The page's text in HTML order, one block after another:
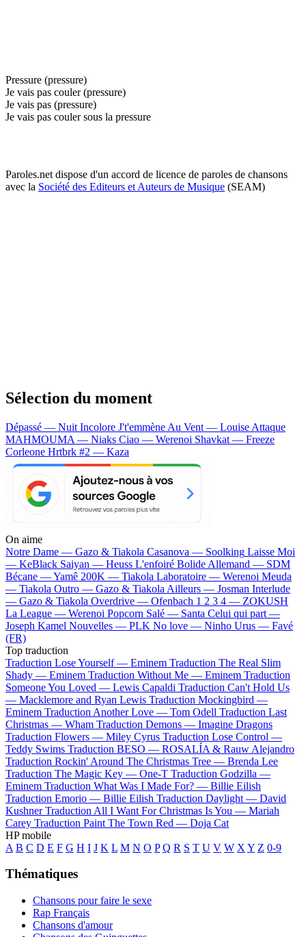
Pressure (pressure)
Je vais pas couler (pressure)
Je vais pas (pressure)
Je vais pas couler sous la pressure
Paroles.net dispose d'un accord de licence de paroles de chansons
avec la Société des Editeurs et Auteurs de Musique (SEAM)
Sélection du moment
Dépassé — Nuit Incolore J't'emmène Au Vent — Louise Attaque
MAHMOUMA — Niaks Ciao — Werenoi Shavkat — Freeze
Corleone Hrtbrk #2 — Kaza
On aime
Notre Dame — Gazo & Tiakola Casanova — Soolking Laisse Moi
— KeBlack Saiyan — Heuss L'enfoiré Bolide Allemand — SDM
Bécane —Yamê 200K — Tiakola Laboratoire — Werenoi Meuda
— Tiakola Outro — Gazo & Tiakola Ailleurs — Josman Interlude
— Gazo & Tiakola Overdrive — Ofenbach 1 2 3 4 — ZOKUSH
La League — Werenoi Popcorn Salé — Santa Celui qui part —
Joseph Kamel Nouvelles — PLK No love — Ninho Urus — Favé
(FR)
Top traduction
Traduction Lose Yourself — Eminem Traduction The Real Slim
Shady — Eminem Traduction Without Me — Eminem Traduction
Someone You Loved — Lewis Capaldi Traduction Can't Hold Us
— Macklemore and Ryan Lewis Traduction Mockingbird —
Eminem Traduction Another Love — Tom Odell Traduction Last
Christmas — Wham Traduction Demons — Imagine Dragons
Traduction Flowers — Miley Cyrus Traduction Lose Control —
Teddy Swims Traduction BESO — ROSALÍA & Rauw Alejandro
Traduction Rockin' Around The Christmas Tree — Brenda Lee
Traduction The Magic Key — One-T Traduction Godzilla —
Eminem Traduction What Was I Made For? — Billie Eilish
Traduction Emorio — Billie Eilish Traduction Daylight — David
Kushner Traduction All I Want For Christmas Is You — Mariah
Carey Traduction Paint The Town Red — Doja Cat
HP mobile
A B C D E F G H I J K L M N O P Q R S T U V W X Y Z 0-9
Thématiques
Chansons pour faire le sexe
Rap Français
Chansons d'amour